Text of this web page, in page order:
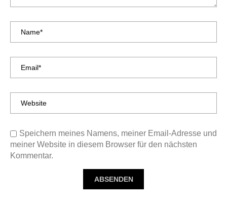
Speichern meines Namens, meiner Email-Adresse und
meiner Website in diesem Browser für den nächsten
Kommentar.